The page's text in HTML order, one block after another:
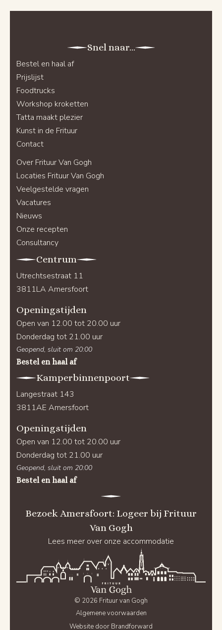
Snel naar...
Bestel en haal af
Prijslijst
Foodtrucks
Workshop kroketten
Tatta maakt plezier
Kunst in de Frituur
Contact
Over Frituur Van Gogh
Locaties Frituur Van Gogh
Veelgestelde vragen
Vacatures
Nieuws
Onze recepten
Consultancy
Centrum
Utrechtsestraat 11
3811LA Amersfoort
Openingstijden
Open van 12.00 tot 20.00 uur
Donderdag tot 21.00 uur
Geopend, sluit om 20:00
Bestel en haal af
Kamperbinnenpoort
Langestraat 143
3811AE Amersfoort
Openingstijden
Open van 12.00 tot 20.00 uur
Donderdag tot 21.00 uur
Geopend, sluit om 20:00
Bestel en haal af
Bezoek Amersfoort: Logeer bij Frituur
Van Gogh
Lees meer over onze accommodatie
© 2026 Frituur van Gogh
Algemene voorwaarden
Website door Brandforward